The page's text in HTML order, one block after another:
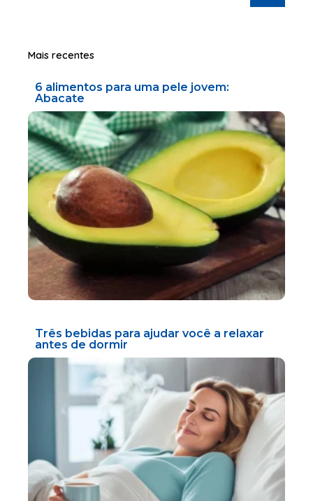
Mais recentes
6 alimentos para uma pele jovem:
Abacate
Três bebidas para ajudar você a relaxar
antes de dormir